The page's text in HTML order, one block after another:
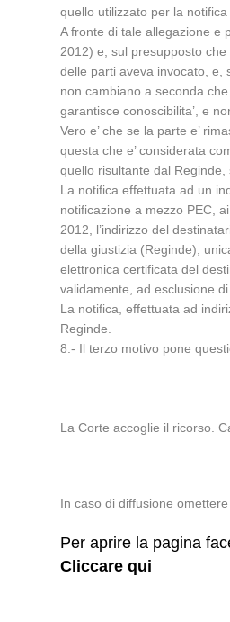
quello utilizzato per la
A fronte di tale allegazione e
2012) e, sul presupposto
delle parti aveva invocato, e,
non cambiano a seconda
garantisce conoscibilita’, e
Vero e’ che se la parte e’
questa che e’ considerata
quello risultante dal Reginde,
La notifica effettuata ad un
notificazione a mezzo PEC,
2012, l’indirizzo del
della giustizia (Reginde),
elettronica certificata del
validamente, ad esclusione
La notifica, effettuata ad
Reginde.
8.- Il terzo motivo pone
La Corte accoglie il ricorso.
In caso di diffusione
Per aprire la pagina
Cliccare qui